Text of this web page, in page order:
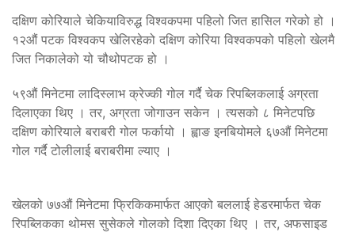
दक्षिण कोरियाले चेकियाविरुद्ध विश्वकपमा पहिलो जित हासिल गरेको हो ।
१२औं पटक विश्वकप खेलिरहेको दक्षिण कोरिया विश्वकपको पहिलो खेलमै
जित निकालेको यो चौथोपटक हो ।
५९औं मिनेटमा लादिस्लाभ क्रेज्की गोल गर्दै चेक रिपब्लिकलाई अग्रता
दिलाएका थिए । तर, अग्रता जोगाउन सकेन । त्यसको ८ मिनेटपछि
दक्षिण कोरियाले बराबरी गोल फर्कायो । ह्वाङ इनबियोमले ६७औं मिनेटमा
गोल गर्दै टोलीलाई बराबरीमा ल्याए ।
खेलको ७७औं मिनेटमा फ्रिकिकमार्फत आएको बललाई हेडरमार्फत चेक
रिपब्लिकका थोमस सुसेकले गोलको दिशा दिएका थिए । तर, अफसाइड